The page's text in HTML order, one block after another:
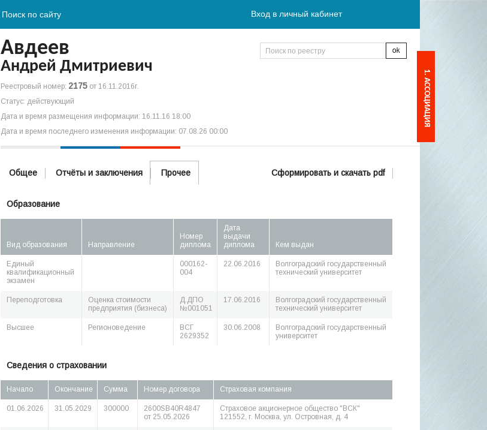
Вход в личный кабинет
Авдеев
Андрей Дмитриевич
Реестровый номер: 2175 от 16.11.2016г.
Статус: действующий
Дата и время размещения информации: 16.11.16 18:00
Дата и время последнего изменения информации: 07.08.26 00:00
Общее Отчёты и заключения Прочее Сформировать и скачать pdf
Образование
Вид образования Направление
Номер
диплома
Дата
выдачи
диплома
Кем выдан
Единый
квалификационный
экзамен
000162-
004
22.06.2016
Волгоградский государственный
технический университет
Переподготовка
Оценка стоимости
предприятия (бизнеса)
Д.ДПО
№001051
17.06.2016
Волгоградский государственный
технический университет
Высшее Регионоведение
ВСГ
2629352
30.06.2008
Волгоградский государственный
университет
Сведения о страховании
Начало Окончание Сумма Номер договора Страховая компания
01.06.2026 31.05.2029 300000
2600SB40R4847
от 25.05.2026
Страховое акционерное общество "ВСК"
121552, г. Москва, ул. Островная, д. 4
1. АССОЦИАЦИЯ